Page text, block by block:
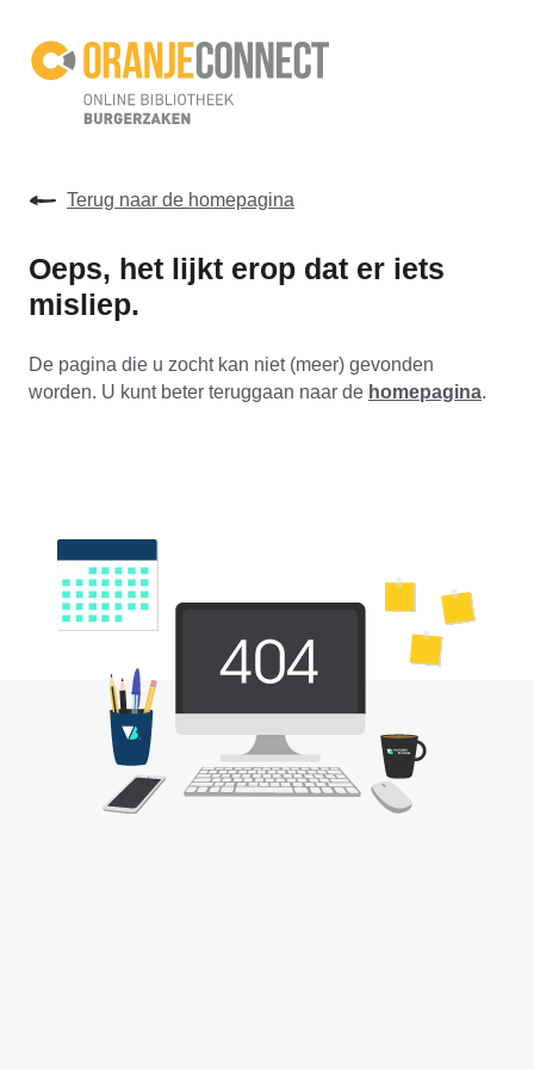
Terug naar de homepagina
Oeps, het lijkt erop dat er iets
misliep.
De pagina die u zocht kan niet (meer) gevonden
worden. U kunt beter teruggaan naar de homepagina.